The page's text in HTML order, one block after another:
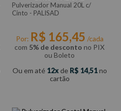
Pulverizador Manual 20L c/
Cinto - PALISAD
Por: R$ 165,45 /cada
com 5% de desconto no PIX
ou Boleto
Ou em até 12 de R$ 14,51no
cartão